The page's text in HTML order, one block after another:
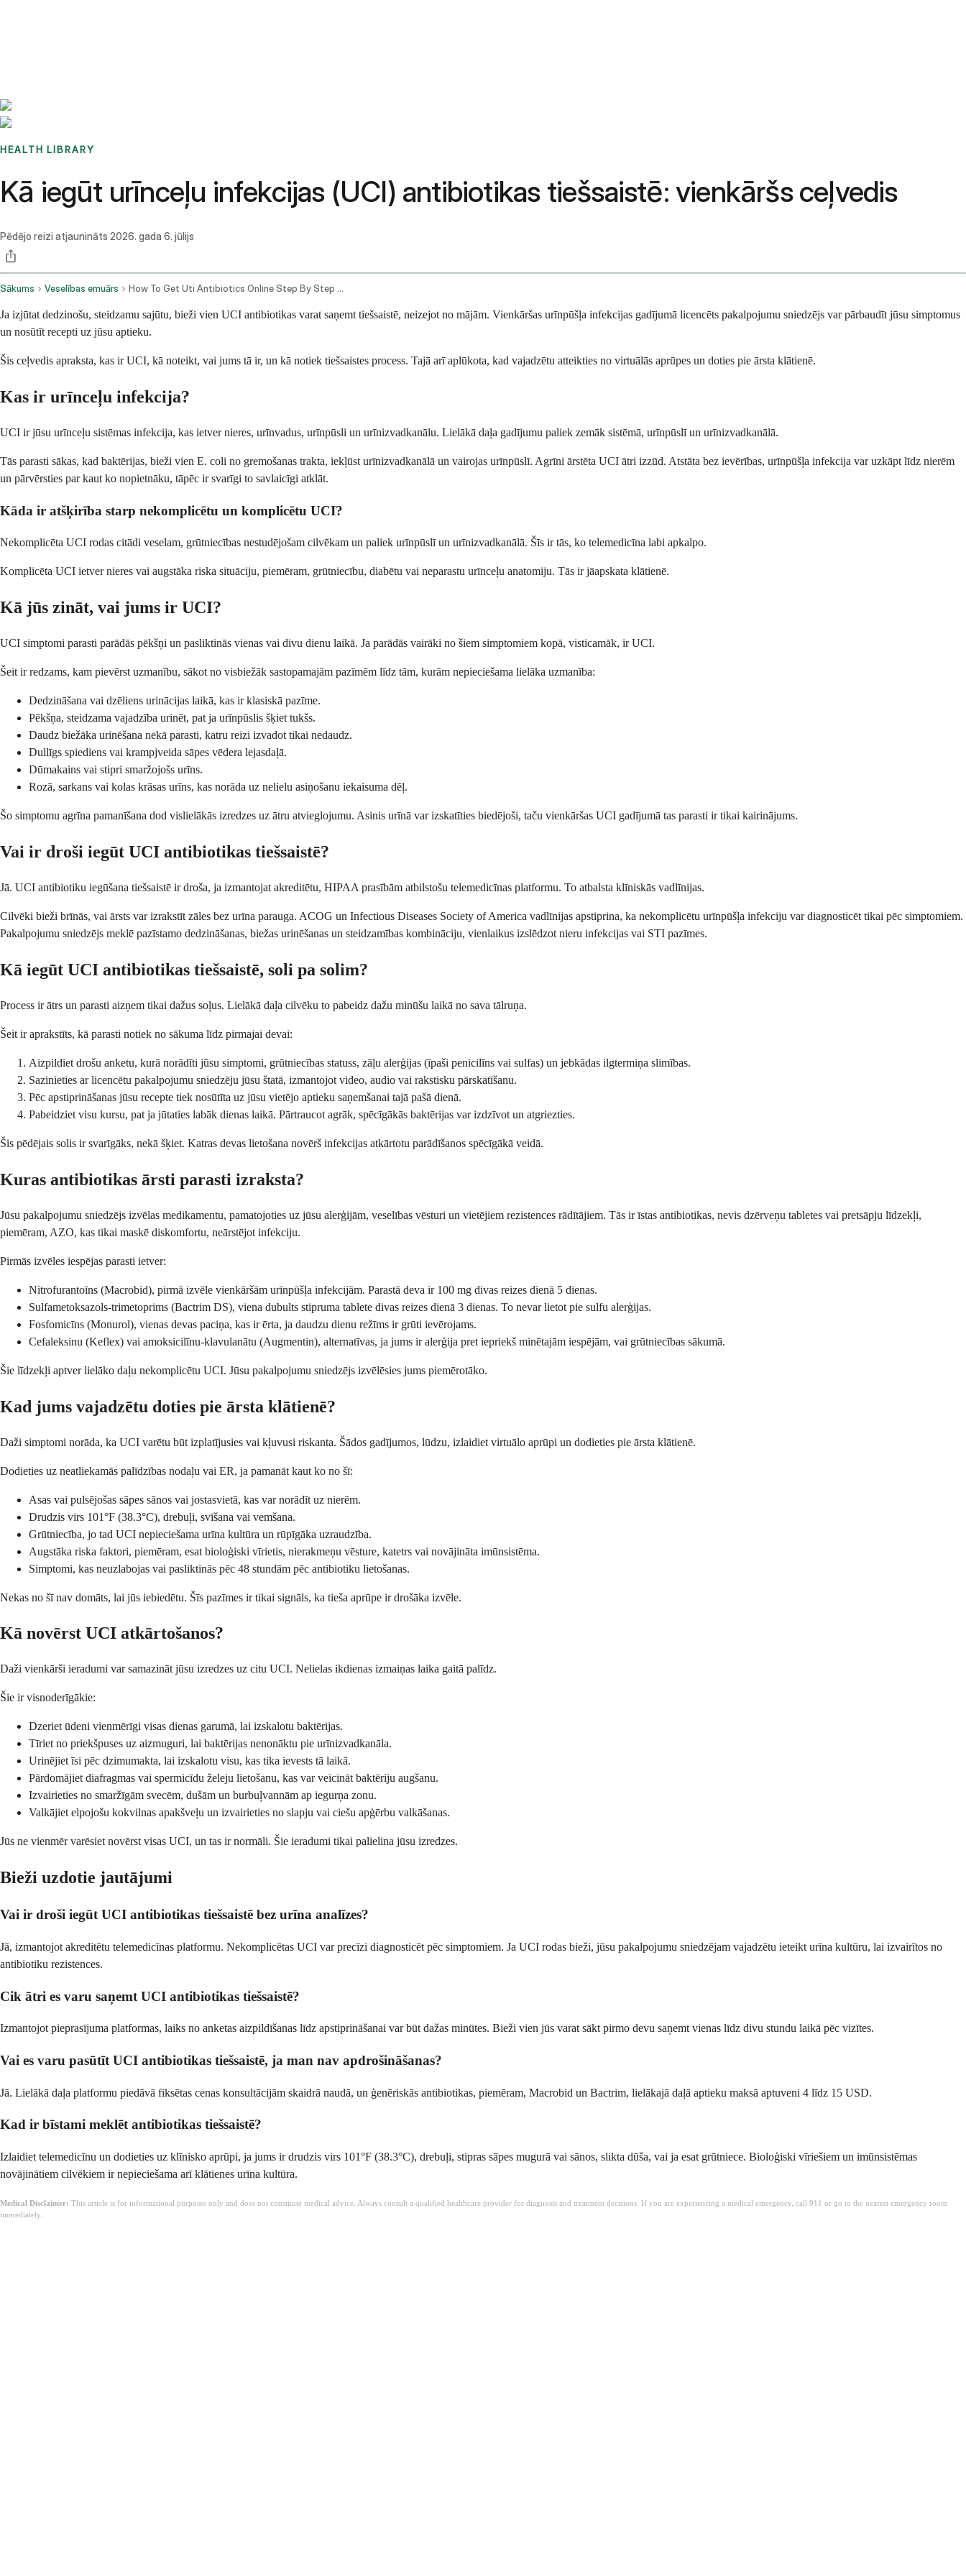
HEALTH LIBRARY
Kā iegūt urīnceļu infekcijas (UCI) antibiotikas tiešsaistē: vienkāršs ceļvedis
Pēdējo reizi atjaunināts 2026. gada 6. jūlijs
Sākums Veselības emuārs How To Get Uti Antibiotics Online Step By Step Guide
Ja izjūtat dedzinošu, steidzamu sajūtu, bieži vien UCI antibiotikas varat saņemt tiešsaistē, neizejot no mājām. Vienkāršas urīnpūšļa infekcijas gadījumā licencēts pakalpojumu sniedzējs var pārbaudīt jūsu simptomus
un nosūtīt recepti uz jūsu aptieku.
Šis ceļvedis apraksta, kas ir UCI, kā noteikt, vai jums tā ir, un kā notiek tiešsaistes process. Tajā arī aplūkota, kad vajadzētu atteikties no virtuālās aprūpes un doties pie ārsta klātienē.
Kas ir urīnceļu infekcija?
UCI ir jūsu urīnceļu sistēmas infekcija, kas ietver nieres, urīnvadus, urīnpūsli un urīnizvadkanālu. Lielākā daļa gadījumu paliek zemāk sistēmā, urīnpūslī un urīnizvadkanālā.
Tās parasti sākas, kad baktērijas, bieži vien E. coli no gremošanas trakta, iekļūst urīnizvadkanālā un vairojas urīnpūslī. Agrīni ārstēta UCI ātri izzūd. Atstāta bez ievērības, urīnpūšļa infekcija var uzkāpt līdz nierēm
un pārvērsties par kaut ko nopietnāku, tāpēc ir svarīgi to savlaicīgi atklāt.
Kāda ir atšķirība starp nekomplicētu un komplicētu UCI?
Nekomplicēta UCI rodas citādi veselam, grūtniecības nestudējošam cilvēkam un paliek urīnpūslī un urīnizvadkanālā. Šīs ir tās, ko telemedicīna labi apkalpo.
Komplicēta UCI ietver nieres vai augstāka riska situāciju, piemēram, grūtniecību, diabētu vai neparastu urīnceļu anatomiju. Tās ir jāapskata klātienē.
Kā jūs zināt, vai jums ir UCI?
UCI simptomi parasti parādās pēkšņi un pasliktinās vienas vai divu dienu laikā. Ja parādās vairāki no šiem simptomiem kopā, visticamāk, ir UCI.
Šeit ir redzams, kam pievērst uzmanību, sākot no visbiežāk sastopamajām pazīmēm līdz tām, kurām nepieciešama lielāka uzmanība:
Dedzināšana vai dzēliens urinācijas laikā, kas ir klasiskā pazīme.
Pēkšņa, steidzama vajadzība urinēt, pat ja urīnpūslis šķiet tukšs.
Daudz biežāka urinēšana nekā parasti, katru reizi izvadot tikai nedaudz.
Dullīgs spiediens vai krampjveida sāpes vēdera lejasdaļā.
Dūmakains vai stipri smaržojošs urīns.
Rozā, sarkans vai kolas krāsas urīns, kas norāda uz nelielu asiņošanu iekaisuma dēļ.
Šo simptomu agrīna pamanīšana dod vislielākās izredzes uz ātru atvieglojumu. Asinis urīnā var izskatīties biedējoši, taču vienkāršas UCI gadījumā tas parasti ir tikai kairinājums.
Vai ir droši iegūt UCI antibiotikas tiešsaistē?
Jā. UCI antibiotiku iegūšana tiešsaistē ir droša, ja izmantojat akreditētu, HIPAA prasībām atbilstošu telemedicīnas platformu. To atbalsta klīniskās vadlīnijas.
Cilvēki bieži brīnās, vai ārsts var izrakstīt zāles bez urīna parauga. ACOG un Infectious Diseases Society of America vadlīnijas apstiprina, ka nekomplicētu urīnpūšļa infekciju var diagnosticēt tikai pēc simptomiem.
Pakalpojumu sniedzējs meklē pazīstamo dedzināšanas, biežas urinēšanas un steidzamības kombināciju, vienlaikus izslēdzot nieru infekcijas vai STI pazīmes.
Kā iegūt UCI antibiotikas tiešsaistē, soli pa solim?
Process ir ātrs un parasti aizņem tikai dažus soļus. Lielākā daļa cilvēku to pabeidz dažu minūšu laikā no sava tālruņa.
Šeit ir aprakstīts, kā parasti notiek no sākuma līdz pirmajai devai:
Aizpildiet drošu anketu, kurā norādīti jūsu simptomi, grūtniecības statuss, zāļu alerģijas (īpaši penicilīns vai sulfas) un jebkādas ilgtermiņa slimības.
Sazinieties ar licencētu pakalpojumu sniedzēju jūsu štatā, izmantojot video, audio vai rakstisku pārskatīšanu.
Pēc apstiprināšanas jūsu recepte tiek nosūtīta uz jūsu vietējo aptieku saņemšanai tajā pašā dienā.
Pabeidziet visu kursu, pat ja jūtaties labāk dienas laikā. Pārtraucot agrāk, spēcīgākās baktērijas var izdzīvot un atgriezties.
Šis pēdējais solis ir svarīgāks, nekā šķiet. Katras devas lietošana novērš infekcijas atkārtotu parādīšanos spēcīgākā veidā.
Kuras antibiotikas ārsti parasti izraksta?
Jūsu pakalpojumu sniedzējs izvēlas medikamentu, pamatojoties uz jūsu alerģijām, veselības vēsturi un vietējiem rezistences rādītājiem. Tās ir īstas antibiotikas, nevis dzērveņu tabletes vai pretsāpju līdzekļi,
piemēram, AZO, kas tikai maskē diskomfortu, neārstējot infekciju.
Pirmās izvēles iespējas parasti ietver:
Nitrofurantoīns (Macrobid), pirmā izvēle vienkāršām urīnpūšļa infekcijām. Parastā deva ir 100 mg divas reizes dienā 5 dienas.
Sulfametoksazols-trimetoprims (Bactrim DS), viena dubults stipruma tablete divas reizes dienā 3 dienas. To nevar lietot pie sulfu alerģijas.
Fosfomicīns (Monurol), vienas devas paciņa, kas ir ērta, ja daudzu dienu režīms ir grūti ievērojams.
Cefaleksinu (Keflex) vai amoksicilīnu-klavulanātu (Augmentin), alternatīvas, ja jums ir alerģija pret iepriekš minētajām iespējām, vai grūtniecības sākumā.
Šie līdzekļi aptver lielāko daļu nekomplicētu UCI. Jūsu pakalpojumu sniedzējs izvēlēsies jums piemērotāko.
Kad jums vajadzētu doties pie ārsta klātienē?
Daži simptomi norāda, ka UCI varētu būt izplatījusies vai kļuvusi riskanta. Šādos gadījumos, lūdzu, izlaidiet virtuālo aprūpi un dodieties pie ārsta klātienē.
Dodieties uz neatliekamās palīdzības nodaļu vai ER, ja pamanāt kaut ko no šī:
Asas vai pulsējošas sāpes sānos vai jostasvietā, kas var norādīt uz nierēm.
Drudzis virs 101°F (38.3°C), drebuļi, svīšana vai vemšana.
Grūtniecība, jo tad UCI nepieciešama urīna kultūra un rūpīgāka uzraudzība.
Augstāka riska faktori, piemēram, esat bioloģiski vīrietis, nierakmeņu vēsture, katetrs vai novājināta imūnsistēma.
Simptomi, kas neuzlabojas vai pasliktinās pēc 48 stundām pēc antibiotiku lietošanas.
Nekas no šī nav domāts, lai jūs iebiedētu. Šīs pazīmes ir tikai signāls, ka tieša aprūpe ir drošāka izvēle.
Kā novērst UCI atkārtošanos?
Daži vienkārši ieradumi var samazināt jūsu izredzes uz citu UCI. Nelielas ikdienas izmaiņas laika gaitā palīdz.
Šie ir visnoderīgākie:
Dzeriet ūdeni vienmērīgi visas dienas garumā, lai izskalotu baktērijas.
Tīriet no priekšpuses uz aizmuguri, lai baktērijas nenonāktu pie urīnizvadkanāla.
Urinējiet īsi pēc dzimumakta, lai izskalotu visu, kas tika ievests tā laikā.
Pārdomājiet diafragmas vai spermicīdu želeju lietošanu, kas var veicināt baktēriju augšanu.
Izvairieties no smaržīgām svecēm, dušām un burbuļvannām ap iegurņa zonu.
Valkājiet elpojošu kokvilnas apakšveļu un izvairieties no slapju vai ciešu apģērbu valkāšanas.
Jūs ne vienmēr varēsiet novērst visas UCI, un tas ir normāli. Šie ieradumi tikai palielina jūsu izredzes.
Bieži uzdotie jautājumi
Vai ir droši iegūt UCI antibiotikas tiešsaistē bez urīna analīzes?
Jā, izmantojot akreditētu telemedicīnas platformu. Nekomplicētas UCI var precīzi diagnosticēt pēc simptomiem. Ja UCI rodas bieži, jūsu pakalpojumu sniedzējam vajadzētu ieteikt urīna kultūru, lai izvairītos no
antibiotiku rezistences.
Cik ātri es varu saņemt UCI antibiotikas tiešsaistē?
Izmantojot pieprasījuma platformas, laiks no anketas aizpildīšanas līdz apstiprināšanai var būt dažas minūtes. Bieži vien jūs varat sākt pirmo devu saņemt vienas līdz divu stundu laikā pēc vizītes.
Vai es varu pasūtīt UCI antibiotikas tiešsaistē, ja man nav apdrošināšanas?
Jā. Lielākā daļa platformu piedāvā fiksētas cenas konsultācijām skaidrā naudā, un ģenēriskās antibiotikas, piemēram, Macrobid un Bactrim, lielākajā daļā aptieku maksā aptuveni 4 līdz 15 USD.
Kad ir bīstami meklēt antibiotikas tiešsaistē?
Izlaidiet telemedicīnu un dodieties uz klīnisko aprūpi, ja jums ir drudzis virs 101°F (38.3°C), drebuļi, stipras sāpes mugurā vai sānos, slikta dūša, vai ja esat grūtniece. Bioloģiski vīriešiem un imūnsistēmas
novājinātiem cilvēkiem ir nepieciešama arī klātienes urīna kultūra.
Medical Disclaimer: This article is for informational purposes only and does not constitute medical advice. Always consult a qualified healthcare provider for diagnosis and treatment decisions. If you are experiencing a medical emergency, call 911 or go to the nearest emergency room
immediately.